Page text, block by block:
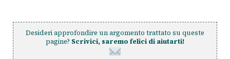
Desideri approfondire un argomento trattato su queste
pagine? Scrivici, saremo felici di aiutarti!